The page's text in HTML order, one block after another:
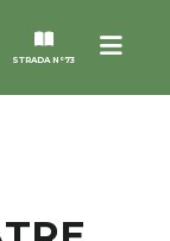
Menu
STRADA N°73